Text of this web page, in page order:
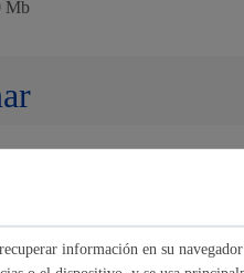
Mb
y sentido
información en su